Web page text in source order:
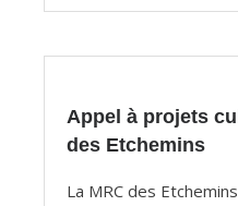
Appel à projets
des Etchemins
La MRC des